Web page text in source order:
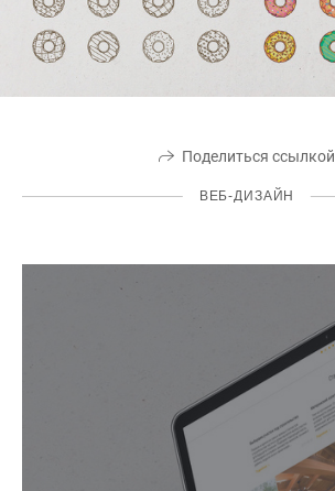
Поделиться ссылкой
ВЕБ-ДИЗАЙН